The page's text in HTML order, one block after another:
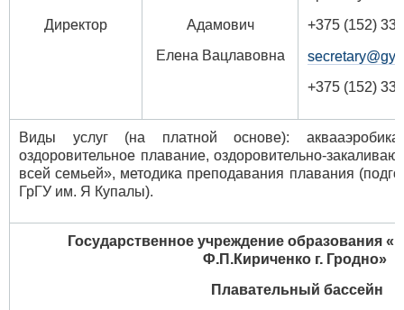
Директор Адамович
Елена Вацлавовна
+375 (152) 33
+375 (152)
Виды услуг (на платной основе):
оздоровительное плавание, оздоровительно-
всей семьей», методика преподавания плавания
ГрГУ им. Я Купалы).
Государственное учреждение образования
Ф.П.Кириченко г. Гродно»
Плавательный бассейн